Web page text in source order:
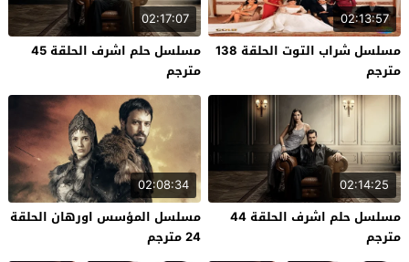
02:13:57
مسلسل شراب التوت الحلقة 138
مترجم
02:17:07
مسلسل حلم اشرف الحلقة 45
مترجم
02:14:25
مسلسل حلم اشرف الحلقة 44
مترجم
02:08:34
مسلسل المؤسس اورهان الحلقة
24 مترجم